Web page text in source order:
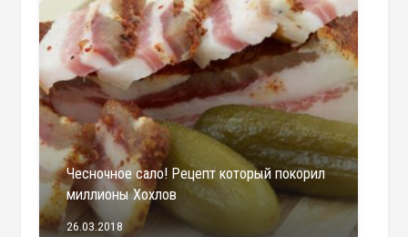
Чесночное сало! Рецепт который покорил
миллионы Хохлов
26.03.2018